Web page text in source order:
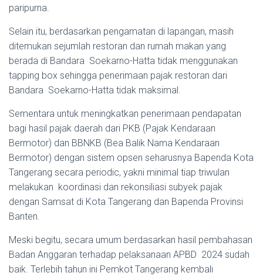
paripurna.
Selain itu, berdasarkan pengamatan di lapangan, masih
ditemukan sejumlah restoran dan rumah makan yang
berada di Bandara Soekarno-Hatta tidak menggunakan
tapping box sehingga penerimaan pajak restoran dari
Bandara Soekarno-Hatta tidak maksimal.
Sementara untuk meningkatkan penerimaan pendapatan
bagi hasil pajak daerah dari PKB (Pajak Kendaraan
Bermotor) dan BBNKB (Bea Balik Nama Kendaraan
Bermotor) dengan sistem opsen seharusnya Bapenda Kota
Tangerang secara periodic, yakni minimal tiap triwulan
melakukan koordinasi dan rekonsiliasi subyek pajak
dengan Samsat di Kota Tangerang dan Bapenda Provinsi
Banten.
Meski begitu, secara umum berdasarkan hasil pembahasan
Badan Anggaran terhadap pelaksanaan APBD 2024 sudah
baik. Terlebih tahun ini Pemkot Tangerang kembali